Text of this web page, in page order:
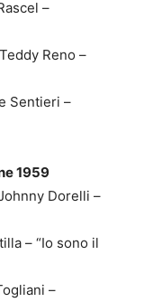
–
Reno –
Sentieri –
1959
Dorelli –
– “Io sono il
–